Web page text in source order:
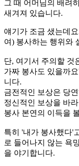
그 때 어머님의 배려
새겨져 있습니다.
얘기가 조금 샜는데
여) 봉사하는 행위와
단, 여기서 주의할 것
가짜 봉사도 있을까
니다.
금전적인 보상은 당
정신적인 보상을 바
봉사 본연의 이득을
특히 '내가 봉사했다'
로 들어나지 않는 욕
을 야기합니다.